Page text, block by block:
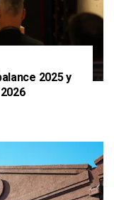
2025 y